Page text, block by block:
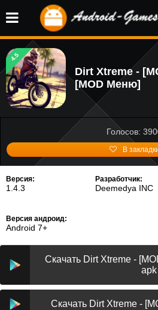
4.5
Dirt Xtreme -
[MOD Меню]
Голосов:
В
Версия:
1.4.3
Разработчик:
Deemedya INC
Версия андроид:
Android 7+
Скачать Dirt Xtreme -
apk
Скачать Dirt Xtreme -